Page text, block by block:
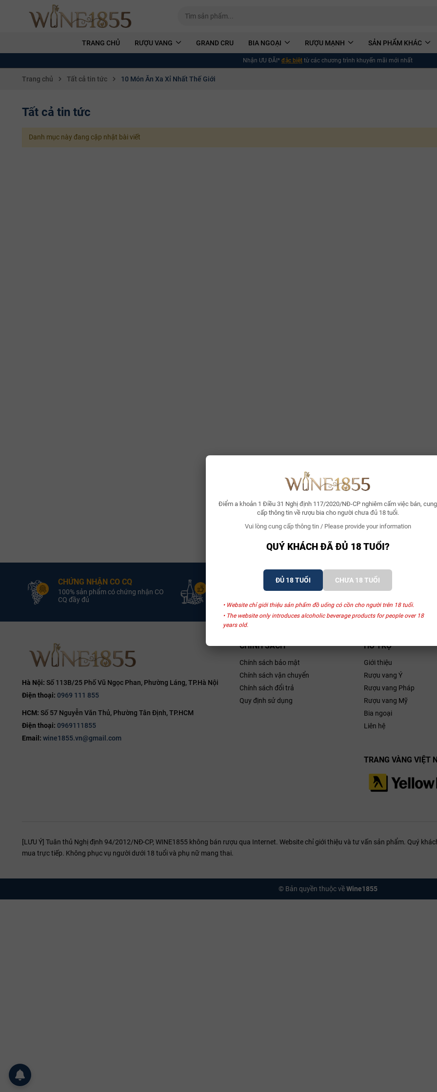
Điểm a khoản 1 Điều 31 Nghị định 117/2020/NĐ-CP nghiêm cấm việc bán, cung
cấp thông tin về rượu bia cho người chưa đủ 18 tuổi.
Vui lòng cung cấp thông tin / Please provide your information
QUÝ KHÁCH ĐÃ ĐỦ 18 TUỔI?
ĐỦ 18 TUỔI CHƯA 18 TUỔI
• Website chỉ giới thiệu sản phẩm đồ uống có cồn cho người trên 18 tuổi.
• The website only introduces alcoholic beverage products for people over 18
years old.
TRANG CHỦ RƯỢU VANG GRAND CRU BIA NGOẠI RƯỢU MẠNH SẢN PHẨM KHÁC
Nhận ƯU ĐÃI* đặc biệt từ các chương trình khuyến mãi mới nhất
Trang chủ Tất cả tin tức 10 Món Ăn Xa Xỉ Nhất Thế Giới
Tất cả tin tức
Danh mục này đang cập nhật bài viết
CHỨNG NHẬN CO CQ
100% sản phẩm có chứng nhận CO
CQ đầy đủ
ĐẠI LÝ ĐỘC QUYỀN
Liên hệ 0969 111 855 để được trao
GIAO HÀNG
Giao hàng toàn quốc
Hà Nội: Số 113B/25 Phố Vũ Ngọc Phan, Phường Láng, TP.Hà Nội
Điện thoại: 0969 111 855
HCM: Số 57 Nguyễn Văn Thủ, Phường Tân Định, TP.HCM
Điện thoại: 0969111855
Email: wine1855.vn@gmail.com
CHÍNH SÁCH
Chính sách bảo mật
Chính sách vận chuyển
Chính sách đổi trả
Quy định sử dụng
HỖ TRỢ
Giới thiệu
Rượu vang Ý
Rượu vang Pháp
Rượu vang Mỹ
Bia ngoại
Liên hệ
TRANG VÀNG VIỆT
[LƯU Ý] Tuân thủ Nghị định 94/2012/NĐ-CP, WINE1855 không bán rượu qua Internet. Website chỉ giới thiệu và tư vấn sản phẩm. Quý
mua trực tiếp. Không phục vụ người dưới 18 tuổi và phụ nữ mang thai.
© Bản quyền thuộc vềWine1855